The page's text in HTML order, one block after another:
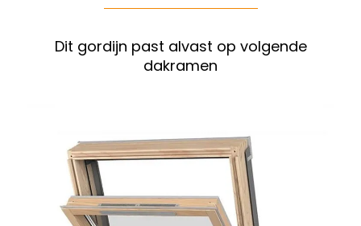
Dit gordijn past alvast op volgende
dakramen